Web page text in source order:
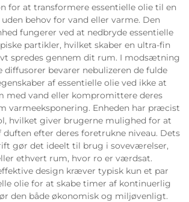
for at transformere essentielle olie til en
behov for vand eller varme. Den
fungerer ved at nedbryde essentielle
partikler, hvilket skaber en ultra-fin
spredes gennem dit rum. I modsætning
bevarer nebulizeren de fulde
af essentielle olie ved ikke at
med vand eller kompromittere deres
varmeeksponering. Enheden har præcist
hvilket giver brugerne mulighed for at
duften efter deres foretrukne niveau. Dets
gør det ideelt til brug i soveværelser,
ethvert rum, hvor ro er værdsat.
design kræver typisk kun et par
olie for at skabe timer af kontinuerlig
den både økonomisk og miljøvenligt.